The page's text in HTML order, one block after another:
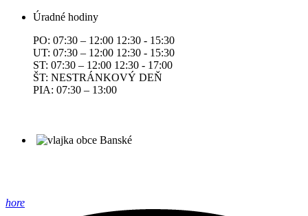
Úradné hodiny
PO: 07:30 – 12:00 12:30 - 15:30
UT: 07:30 – 12:00 12:30 - 15:30
ST: 07:30 – 12:00 12:30 - 17:00
ŠT: NESTRÁNKOVÝ DEŇ
PIA: 07:30 – 13:00
hore